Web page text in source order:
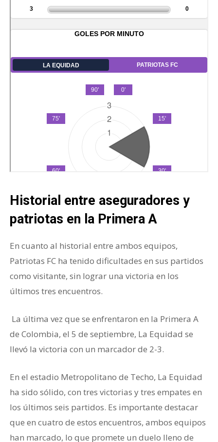
Historial entre aseguradores y
patriotas en la Primera A
En cuanto al historial entre ambos equipos,
Patriotas FC ha tenido dificultades en sus partidos
como visitante, sin lograr una victoria en los
últimos tres encuentros.
La última vez que se enfrentaron en la Primera A
de Colombia, el 5 de septiembre, La Equidad se
llevó la victoria con un marcador de 2-3.
En el estadio Metropolitano de Techo, La Equidad
ha sido sólido, con tres victorias y tres empates en
los últimos seis partidos. Es importante destacar
que en cuatro de estos encuentros, ambos equipos
han marcado, lo que promete un duelo lleno de